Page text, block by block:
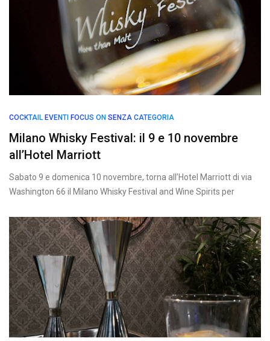
COCKTAIL EVENTI FOCUS ON SENZA CATEGORIA
Milano Whisky Festival: il 9 e 10 novembre
all’Hotel Marriott
Sabato 9 e domenica 10 novembre, torna all’Hotel Marriott di via
Washington 66 il Milano Whisky Festival and Wine Spirits per